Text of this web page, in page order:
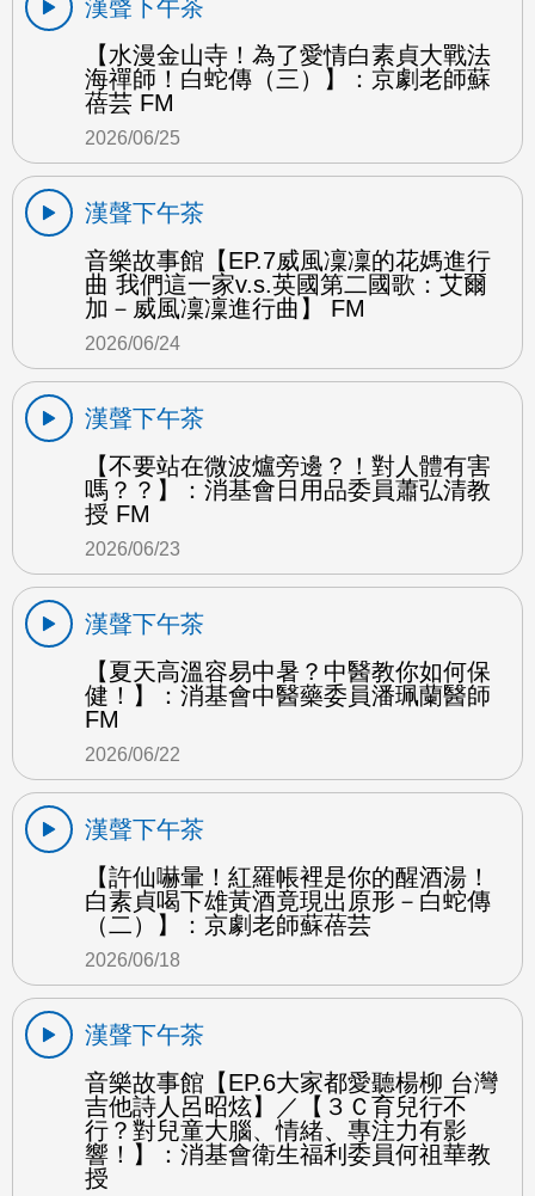
漢聲下午茶
【水漫金山寺！為了愛情白素貞大戰法
海禪師！白蛇傳（三）】：京劇老師蘇
蓓芸 FM
2026/06/25
漢聲下午茶
音樂故事館【EP.7威風凜凜的花媽進行
曲 我們這一家v.s.英國第二國歌：艾爾
加－威風凜凜進行曲】 FM
2026/06/24
漢聲下午茶
【不要站在微波爐旁邊？！對人體有害
嗎？？】：消基會日用品委員蕭弘清教
授 FM
2026/06/23
漢聲下午茶
【夏天高溫容易中暑？中醫教你如何保
健！】：消基會中醫藥委員潘珮蘭醫師
FM
2026/06/22
漢聲下午茶
【許仙嚇暈！紅羅帳裡是你的醒酒湯！
白素貞喝下雄黃酒竟現出原形－白蛇傳
（二）】：京劇老師蘇蓓芸
2026/06/18
漢聲下午茶
音樂故事館【EP.6大家都愛聽楊柳 台灣
吉他詩人呂昭炫】／【３Ｃ育兒行不
行？對兒童大腦、情緒、專注力有影
響！】：消基會衛生福利委員何祖華教
授